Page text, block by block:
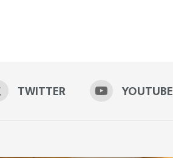
TWITTER YOUTUBE